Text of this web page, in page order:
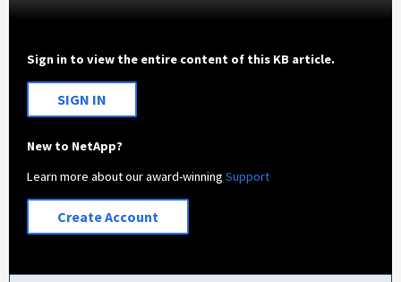
Sign in to view the entire content of this KB article.
SIGN IN
New to NetApp?
Learn more about our award-winningSupport
Create Account